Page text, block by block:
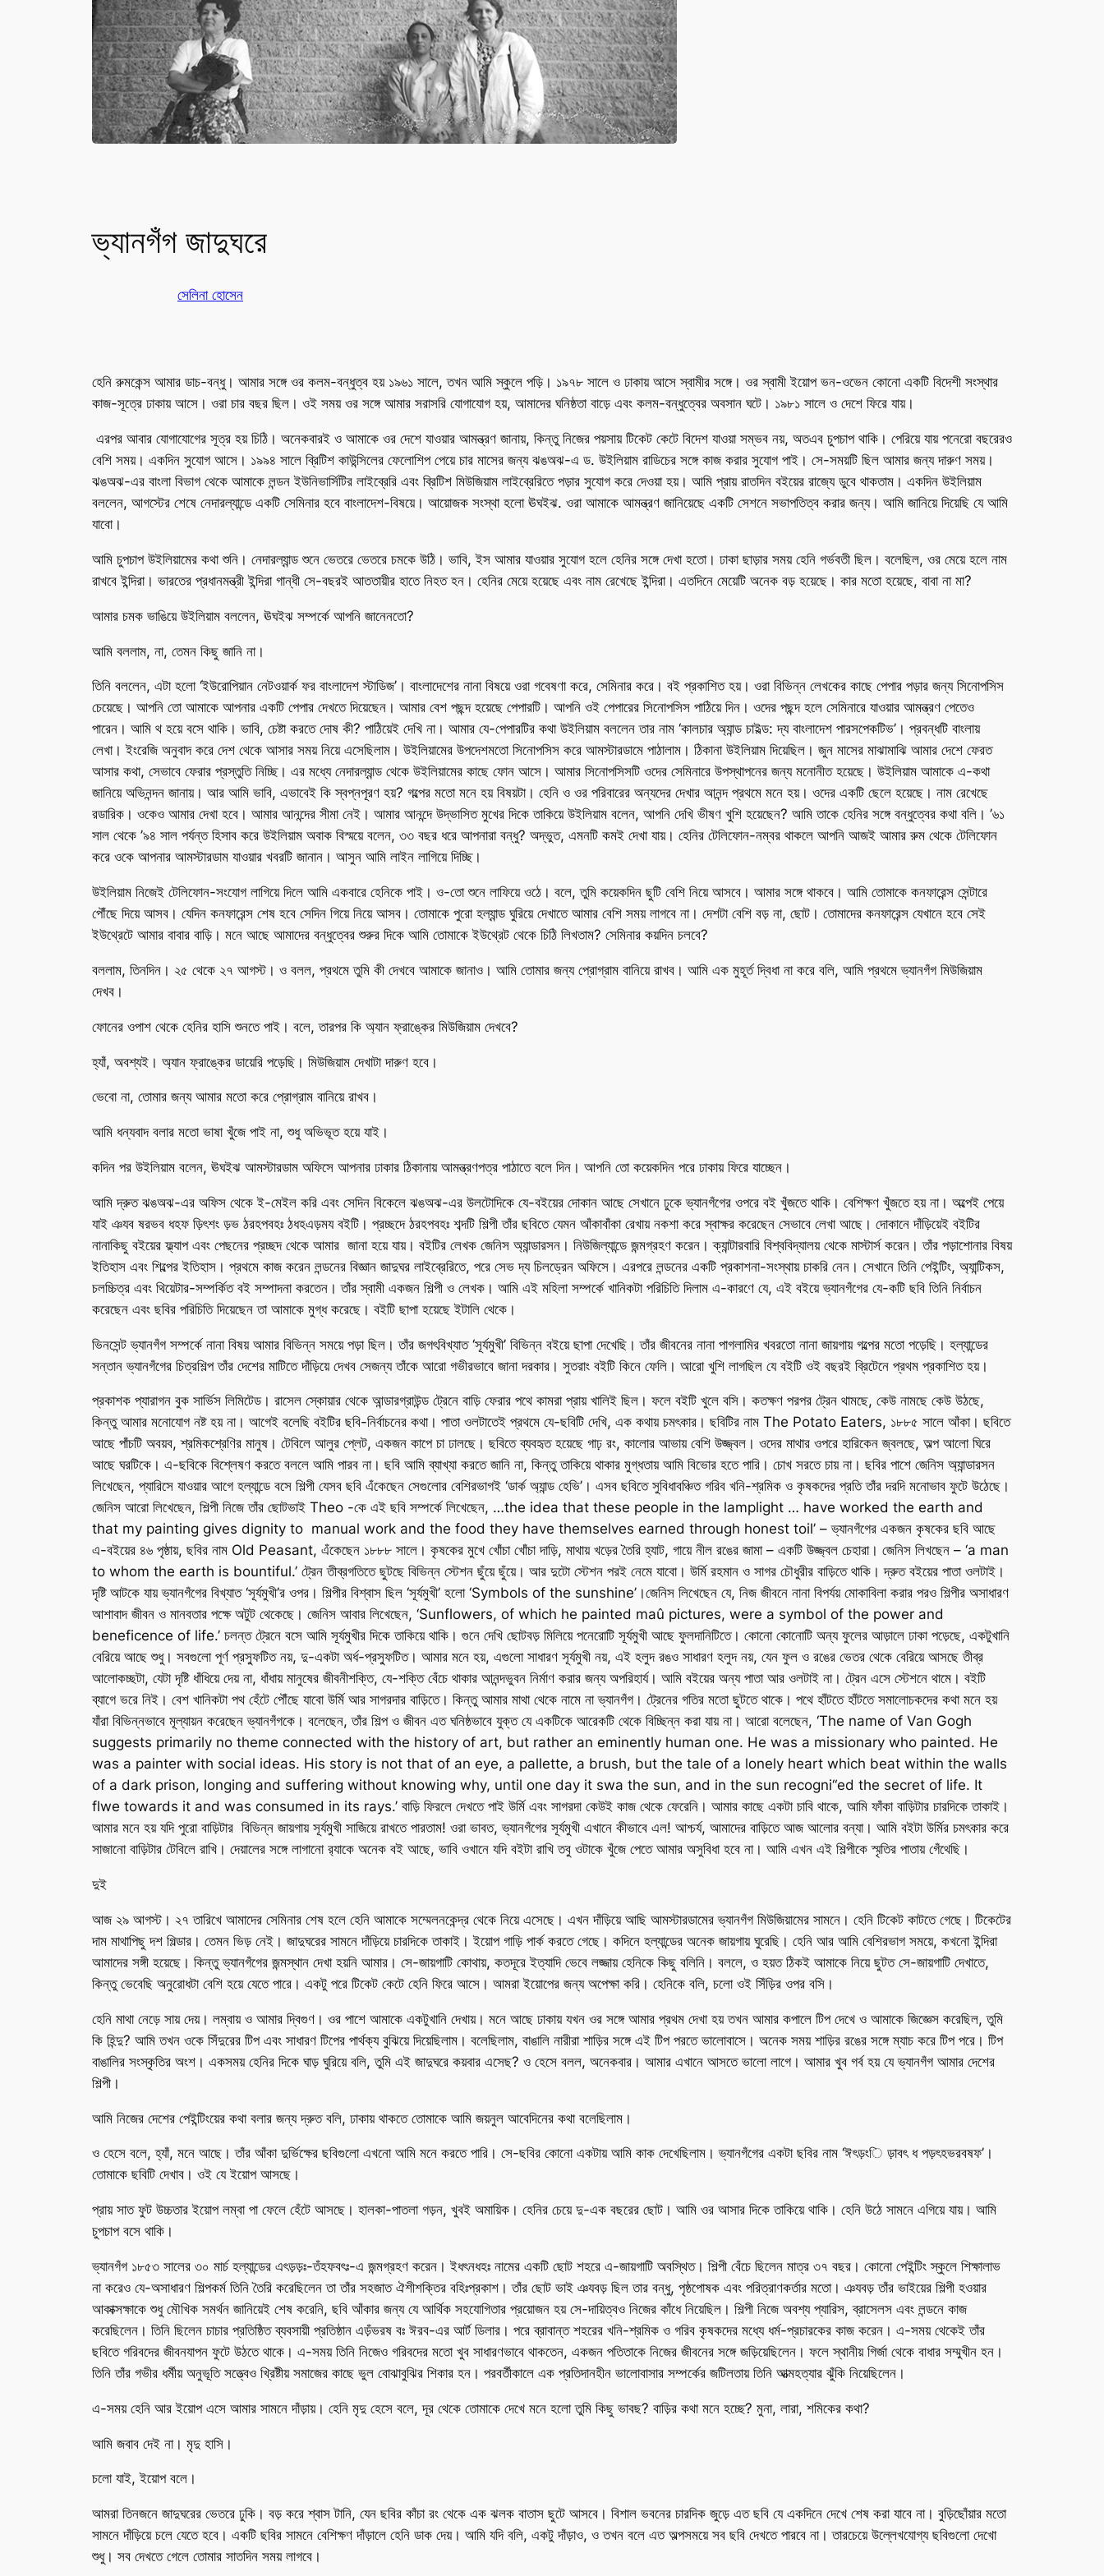
ভ্যানগঁগ জাদুঘরে
সেলিনা হোসেন
হেনি রুমকেন্স আমার ডাচ-বন্ধু। আমার সঙ্গে ওর কলম-বন্ধুত্ব হয় ১৯৬১ সালে, তখন আমি স্কুলে পড়ি। ১৯৭৮ সালে ও ঢাকায় আসে স্বামীর সঙ্গে। ওর স্বামী ইয়োপ ভন-ওভেন কোনো একটি বিদেশী সংস্থার
কাজ-সূত্রে ঢাকায় আসে। ওরা চার বছর ছিল। ওই সময় ওর সঙ্গে আমার সরাসরি যোগাযোগ হয়, আমাদের ঘনিষ্ঠতা বাড়ে এবং কলম-বন্ধুত্বের অবসান ঘটে। ১৯৮১ সালে ও দেশে ফিরে যায়।
এরপর আবার যোগাযোগের সূত্র হয় চিঠি। অনেকবারই ও আমাকে ওর দেশে যাওয়ার আমন্ত্রণ জানায়, কিন্তু নিজের পয়সায় টিকেট কেটে বিদেশ যাওয়া সম্ভব নয়, অতএব চুপচাপ থাকি। পেরিয়ে যায় পনেরো বছরেরও
বেশি সময়। একদিন সুযোগ আসে। ১৯৯৪ সালে ব্রিটিশ কাউন্সিলের ফেলোশিপ পেয়ে চার মাসের জন্য ঝঙঅঝ-এ ড. উইলিয়াম রাডিচের সঙ্গে কাজ করার সুযোগ পাই। সে-সময়টি ছিল আমার জন্য দারুণ সময়।
ঝঙঅঝ-এর বাংলা বিভাগ থেকে আমাকে লন্ডন ইউনিভার্সিটির লাইব্রেরি এবং ব্রিটিশ মিউজিয়াম লাইব্রেরিতে পড়ার সুযোগ করে দেওয়া হয়। আমি প্রায় রাতদিন বইয়ের রাজ্যে ডুবে থাকতাম। একদিন উইলিয়াম
বললেন, আগস্টের শেষে নেদারল্যান্ডে একটি সেমিনার হবে বাংলাদেশ-বিষয়ে। আয়োজক সংস্থা হলো ঊঘইঝ. ওরা আমাকে আমন্ত্রণ জানিয়েছে একটি সেশনে সভাপতিত্ব করার জন্য। আমি জানিয়ে দিয়েছি যে আমি
যাবো।
আমি চুপচাপ উইলিয়ামের কথা শুনি। নেদারল্যান্ড শুনে ভেতরে ভেতরে চমকে উঠি। ভাবি, ইস আমার যাওয়ার সুযোগ হলে হেনির সঙ্গে দেখা হতো। ঢাকা ছাড়ার সময় হেনি গর্ভবতী ছিল। বলেছিল, ওর মেয়ে হলে নাম
রাখবে ইন্দিরা। ভারতের প্রধানমন্ত্রী ইন্দিরা গান্ধী সে-বছরই আততায়ীর হাতে নিহত হন। হেনির মেয়ে হয়েছে এবং নাম রেখেছে ইন্দিরা। এতদিনে মেয়েটি অনেক বড় হয়েছে। কার মতো হয়েছে, বাবা না মা?
আমার চমক ভাঙিয়ে উইলিয়াম বললেন, ঊঘইঝ সম্পর্কে আপনি জানেনতো?
আমি বললাম, না, তেমন কিছু জানি না।
তিনি বললেন, এটা হলো ‘ইউরোপিয়ান নেটওয়ার্ক ফর বাংলাদেশ স্টাডিজ’। বাংলাদেশের নানা বিষয়ে ওরা গবেষণা করে, সেমিনার করে। বই প্রকাশিত হয়। ওরা বিভিন্ন লেখকের কাছে পেপার পড়ার জন্য সিনোপসিস
চেয়েছে। আপনি তো আমাকে আপনার একটি পেপার দেখতে দিয়েছেন। আমার বেশ পছন্দ হয়েছে পেপারটি। আপনি ওই পেপারের সিনোপসিস পাঠিয়ে দিন। ওদের পছন্দ হলে সেমিনারে যাওয়ার আমন্ত্রণ পেতেও
পারেন। আমি থ হয়ে বসে থাকি। ভাবি, চেষ্টা করতে দোষ কী? পাঠিয়েই দেখি না। আমার যে-পেপারটির কথা উইলিয়াম বললেন তার নাম ‘কালচার অ্যান্ড চাইল্ড: দ্য বাংলাদেশ পারসপেকটিভ’। প্রবন্ধটি বাংলায়
লেখা। ইংরেজি অনুবাদ করে দেশ থেকে আসার সময় নিয়ে এসেছিলাম। উইলিয়ামের উপদেশমতো সিনোপসিস করে আমস্টারডামে পাঠালাম। ঠিকানা উইলিয়াম দিয়েছিল। জুন মাসের মাঝামাঝি আমার দেশে ফেরত
আসার কথা, সেভাবে ফেরার প্রস্তুতি নিচ্ছি। এর মধ্যে নেদারল্যান্ড থেকে উইলিয়ামের কাছে ফোন আসে। আমার সিনোপসিসটি ওদের সেমিনারে উপস্থাপনের জন্য মনোনীত হয়েছে। উইলিয়াম আমাকে এ-কথা
জানিয়ে অভিনন্দন জানায়। আর আমি ভাবি, এভাবেই কি স্বপ্নপূরণ হয়? গল্পের মতো মনে হয় বিষয়টা। হেনি ও ওর পরিবারের অন্যদের দেখার আনন্দ প্রথমে মনে হয়। ওদের একটি ছেলে হয়েছে। নাম রেখেছে
রডারিক। ওকেও আমার দেখা হবে। আমার আনন্দের সীমা নেই। আমার আনন্দে উদ্ভাসিত মুখের দিকে তাকিয়ে উইলিয়াম বলেন, আপনি দেখি ভীষণ খুশি হয়েছেন? আমি তাকে হেনির সঙ্গে বন্ধুত্বের কথা বলি। ’৬১
সাল থেকে ’৯৪ সাল পর্যন্ত হিসাব করে উইলিয়াম অবাক বিস্ময়ে বলেন, ৩৩ বছর ধরে আপনারা বন্ধু? অদ্ভুত, এমনটি কমই দেখা যায়। হেনির টেলিফোন-নম্বর থাকলে আপনি আজই আমার রুম থেকে টেলিফোন
করে ওকে আপনার আমস্টারডাম যাওয়ার খবরটি জানান। আসুন আমি লাইন লাগিয়ে দিচ্ছি।
উইলিয়াম নিজেই টেলিফোন-সংযোগ লাগিয়ে দিলে আমি একবারে হেনিকে পাই। ও-তো শুনে লাফিয়ে ওঠে। বলে, তুমি কয়েকদিন ছুটি বেশি নিয়ে আসবে। আমার সঙ্গে থাকবে। আমি তোমাকে কনফারেন্স সেন্টারে
পৌঁছে দিয়ে আসব। যেদিন কনফারেন্স শেষ হবে সেদিন গিয়ে নিয়ে আসব। তোমাকে পুরো হল্যান্ড ঘুরিয়ে দেখাতে আমার বেশি সময় লাগবে না। দেশটা বেশি বড় না, ছোট। তোমাদের কনফারেন্স যেখানে হবে সেই
ইউথ্রেটে আমার বাবার বাড়ি। মনে আছে আমাদের বন্ধুত্বের শুরুর দিকে আমি তোমাকে ইউথ্রেট থেকে চিঠি লিখতাম? সেমিনার কয়দিন চলবে?
বললাম, তিনদিন। ২৫ থেকে ২৭ আগস্ট। ও বলল, প্রথমে তুমি কী দেখবে আমাকে জানাও। আমি তোমার জন্য প্রোগ্রাম বানিয়ে রাখব। আমি এক মুহূর্ত দ্বিধা না করে বলি, আমি প্রথমে ভ্যানগঁগ মিউজিয়াম
দেখব।
ফোনের ওপাশ থেকে হেনির হাসি শুনতে পাই। বলে, তারপর কি অ্যান ফ্রাঙ্কের মিউজিয়াম দেখবে?
হ্যাঁ, অবশ্যই। অ্যান ফ্রাঙ্কের ডায়েরি পড়েছি। মিউজিয়াম দেখাটা দারুণ হবে।
ভেবো না, তোমার জন্য আমার মতো করে প্রোগ্রাম বানিয়ে রাখব।
আমি ধন্যবাদ বলার মতো ভাষা খুঁজে পাই না, শুধু অভিভূত হয়ে যাই।
কদিন পর উইলিয়াম বলেন, ঊঘইঝ আমস্টারডাম অফিসে আপনার ঢাকার ঠিকানায় আমন্ত্রণপত্র পাঠাতে বলে দিন। আপনি তো কয়েকদিন পরে ঢাকায় ফিরে যাচ্ছেন।
আমি দ্রুত ঝঙঅঝ-এর অফিস থেকে ই-মেইল করি এবং সেদিন বিকেলে ঝঙঅঝ-এর উলটোদিকে যে-বইয়ের দোকান আছে সেখানে ঢুকে ভ্যানগঁগের ওপরে বই খুঁজতে থাকি। বেশিক্ষণ খুঁজতে হয় না। অল্পেই পেয়ে
যাই ঞযব ষরভব ধহফ ড়িৎশং ড়ভ ঠরহপবহঃ ঠধহএড়ময বইটি। প্রচ্ছদে ঠরহপবহঃ শব্দটি শিল্পী তাঁর ছবিতে যেমন আঁকাবাঁকা রেখায় নকশা করে স্বাক্ষর করেছেন সেভাবে লেখা আছে। দোকানে দাঁড়িয়েই বইটির
নানাকিছু বইয়ের ফ্ল্যাপ এবং পেছনের প্রচ্ছদ থেকে আমার জানা হয়ে যায়। বইটির লেখক জেনিস অ্যান্ডারসন। নিউজিল্যান্ডে জন্মগ্রহণ করেন। ক্যান্টারবারি বিশ্ববিদ্যালয় থেকে মাস্টার্স করেন। তাঁর পড়াশোনার বিষয়
ইতিহাস এবং শিল্পের ইতিহাস। প্রথমে কাজ করেন লন্ডনের বিজ্ঞান জাদুঘর লাইব্রেরিতে, পরে সেভ দ্য চিলড্রেন অফিসে। এরপরে লন্ডনের একটি প্রকাশনা-সংস্থায় চাকরি নেন। সেখানে তিনি পেইন্টিং, অ্যান্টিকস,
চলচ্চিত্র এবং থিয়েটার-সম্পর্কিত বই সম্পাদনা করতেন। তাঁর স্বামী একজন শিল্পী ও লেখক। আমি এই মহিলা সম্পর্কে খানিকটা পরিচিতি দিলাম এ-কারণে যে, এই বইয়ে ভ্যানগঁগের যে-কটি ছবি তিনি নির্বাচন
করেছেন এবং ছবির পরিচিতি দিয়েছেন তা আমাকে মুগ্ধ করেছে। বইটি ছাপা হয়েছে ইটালি থেকে।
ভিনসেন্ট ভ্যানগঁগ সম্পর্কে নানা বিষয় আমার বিভিন্ন সময়ে পড়া ছিল। তাঁর জগৎবিখ্যাত ‘সূর্যমুখী’ বিভিন্ন বইয়ে ছাপা দেখেছি। তাঁর জীবনের নানা পাগলামির খবরতো নানা জায়গায় গল্পের মতো পড়েছি। হল্যান্ডের
সন্তান ভ্যানগঁগের চিত্রশিল্প তাঁর দেশের মাটিতে দাঁড়িয়ে দেখব সেজন্য তাঁকে আরো গভীরভাবে জানা দরকার। সুতরাং বইটি কিনে ফেলি। আরো খুশি লাগছিল যে বইটি ওই বছরই ব্রিটেনে প্রথম প্রকাশিত হয়।
প্রকাশক প্যারাগন বুক সার্ভিস লিমিটেড। রাসেল স্কোয়ার থেকে আন্ডারগ্রাউন্ড ট্রেনে বাড়ি ফেরার পথে কামরা প্রায় খালিই ছিল। ফলে বইটি খুলে বসি। কতক্ষণ পরপর ট্রেন থামছে, কেউ নামছে কেউ উঠছে,
কিন্তু আমার মনোযোগ নষ্ট হয় না। আগেই বলেছি বইটির ছবি-নির্বাচনের কথা। পাতা ওলটাতেই প্রথমে যে-ছবিটি দেখি, এক কথায় চমৎকার। ছবিটির নাম The Potato Eaters, ১৮৮৫ সালে আঁকা। ছবিতে
আছে পাঁচটি অবয়ব, শ্রমিকশ্রেণির মানুষ। টেবিলে আলুর প্লেট, একজন কাপে চা ঢালছে। ছবিতে ব্যবহৃত হয়েছে গাঢ় রং, কালোর আভায় বেশি উজ্জ্বল। ওদের মাথার ওপরে হারিকেন জ্বলছে, অল্প আলো ঘিরে
আছে ঘরটিকে। এ-ছবিকে বিশ্লেষণ করতে বললে আমি পারব না। ছবি আমি ব্যাখ্যা করতে জানি না, কিন্তু তাকিয়ে থাকার মুগ্ধতায় আমি বিভোর হতে পারি। চোখ সরতে চায় না। ছবির পাশে জেনিস অ্যান্ডারসন
লিখেছেন, প্যারিসে যাওয়ার আগে হল্যান্ডে বসে শিল্পী যেসব ছবি এঁকেছেন সেগুলোর বেশিরভাগই ‘ডার্ক অ্যান্ড হেভি’। এসব ছবিতে সুবিধাবঞ্চিত গরিব খনি-শ্রমিক ও কৃষকদের প্রতি তাঁর দরদি মনোভাব ফুটে উঠেছে।
জেনিস আরো লিখেছেন, শিল্পী নিজে তাঁর ছোটভাই Theo -কে এই ছবি সম্পর্কে লিখেছেন, …the idea that these people in the lamplight … have worked the earth and
that my painting gives dignity to manual work and the food they have themselves earned through honest toil’ – ভ্যানগঁগের একজন কৃষকের ছবি আছে
এ-বইয়ের ৪৬ পৃষ্ঠায়, ছবির নাম Old Peasant, এঁকেছেন ১৮৮৮ সালে। কৃষকের মুখে খোঁচা খোঁচা দাড়ি, মাথায় খড়ের তৈরি হ্যাট, গায়ে নীল রঙের জামা – একটি উজ্জ্বল চেহারা। জেনিস লিখছেন – ‘a man
to whom the earth is bountiful.’ ট্রেন তীব্রগতিতে ছুটছে বিভিন্ন স্টেশন ছুঁয়ে ছুঁয়ে। আর দুটো স্টেশন পরই নেমে যাবো। উর্মি রহমান ও সাগর চৌধুরীর বাড়িতে থাকি। দ্রুত বইয়ের পাতা ওলটাই।
দৃষ্টি আটকে যায় ভ্যানগঁগের বিখ্যাত ‘সূর্যমুখী’র ওপর। শিল্পীর বিশ্বাস ছিল ‘সূর্যমুখী’ হলো ‘Symbols of the sunshine’।জেনিস লিখেছেন যে, নিজ জীবনে নানা বিপর্যয় মোকাবিলা করার পরও শিল্পীর অসাধারণ
আশাবাদ জীবন ও মানবতার পক্ষে অটুট থেকেছে। জেনিস আবার লিখেছেন, ‘Sunflowers, of which he painted maû pictures, were a symbol of the power and
beneficence of life.’ চলন্ত ট্রেনে বসে আমি সূর্যমুখীর দিকে তাকিয়ে থাকি। গুনে দেখি ছোটবড় মিলিয়ে পনেরোটি সূর্যমুখী আছে ফুলদানিটিতে। কোনো কোনোটি অন্য ফুলের আড়ালে ঢাকা পড়েছে, একটুখানি
বেরিয়ে আছে শুধু। সবগুলো পূর্ণ প্রস্ফুটিত নয়, দু-একটা অর্ধ-প্রস্ফুটিত। আমার মনে হয়, এগুলো সাধারণ সূর্যমুখী নয়, এই হলুদ রঙও সাধারণ হলুদ নয়, যেন ফুল ও রঙের ভেতর থেকে বেরিয়ে আসছে তীব্র
আলোকচ্ছটা, যেটা দৃষ্টি ধাঁধিয়ে দেয় না, ধাঁধায় মানুষের জীবনীশক্তি, যে-শক্তি বেঁচে থাকার আনন্দভুবন নির্মাণ করার জন্য অপরিহার্য। আমি বইয়ের অন্য পাতা আর ওলটাই না। ট্রেন এসে স্টেশনে থামে। বইটি
ব্যাগে ভরে নিই। বেশ খানিকটা পথ হেঁটে পৌঁছে যাবো উর্মি আর সাগরদার বাড়িতে। কিন্তু আমার মাথা থেকে নামে না ভ্যানগঁগ। ট্রেনের গতির মতো ছুটতে থাকে। পথে হাঁটতে হাঁটতে সমালোচকদের কথা মনে হয়
যাঁরা বিভিন্নভাবে মূল্যায়ন করেছেন ভ্যানগঁগকে। বলেছেন, তাঁর শিল্প ও জীবন এত ঘনিষ্ঠভাবে যুক্ত যে একটিকে আরেকটি থেকে বিচ্ছিন্ন করা যায় না। আরো বলেছেন, ‘The name of Van Gogh
suggests primarily no theme connected with the history of art, but rather an eminently human one. He was a missionary who painted. He
was a painter with social ideas. His story is not that of an eye, a pallette, a brush, but the tale of a lonely heart which beat within the walls
of a dark prison, longing and suffering without knowing why, until one day it swa the sun, and in the sun recogni“ed the secret of life. It
flwe towards it and was consumed in its rays.’ বাড়ি ফিরলে দেখতে পাই উর্মি এবং সাগরদা কেউই কাজ থেকে ফেরেনি। আমার কাছে একটা চাবি থাকে, আমি ফাঁকা বাড়িটার চারদিকে তাকাই।
আমার মনে হয় যদি পুরো বাড়িটার বিভিন্ন জায়গায় সূর্যমুখী সাজিয়ে রাখতে পারতাম! ওরা ভাবত, ভ্যানগঁগের সূর্যমুখী এখানে কীভাবে এল! আশ্চর্য, আমাদের বাড়িতে আজ আলোর বন্যা। আমি বইটা উর্মির চমৎকার করে
সাজানো বাড়িটার টেবিলে রাখি। দেয়ালের সঙ্গে লাগানো র‌্যাকে অনেক বই আছে, ভাবি ওখানে যদি বইটা রাখি তবু ওটাকে খুঁজে পেতে আমার অসুবিধা হবে না। আমি এখন এই শিল্পীকে স্মৃতির পাতায় গেঁথেছি।
দুই
আজ ২৯ আগস্ট। ২৭ তারিখে আমাদের সেমিনার শেষ হলে হেনি আমাকে সম্মেলনকেন্দ্র থেকে নিয়ে এসেছে। এখন দাঁড়িয়ে আছি আমস্টারডামের ভ্যানগঁগ মিউজিয়ামের সামনে। হেনি টিকেট কাটতে গেছে। টিকেটের
দাম মাথাপিছু দশ গিল্ডার। তেমন ভিড় নেই। জাদুঘরের সামনে দাঁড়িয়ে চারদিকে তাকাই। ইয়োপ গাড়ি পার্ক করতে গেছে। কদিনে হল্যান্ডের অনেক জায়গায় ঘুরেছি। হেনি আর আমি বেশিরভাগ সময়ে, কখনো ইন্দিরা
আমাদের সঙ্গী হয়েছে। কিন্তু ভ্যানগঁগের জন্মস্থান দেখা হয়নি আমার। সে-জায়গাটি কোথায়, কতদূরে ইত্যাদি ভেবে লজ্জায় হেনিকে কিছু বলিনি। বললে, ও হয়ত ঠিকই আমাকে নিয়ে ছুটত সে-জায়গাটি দেখাতে,
কিন্তু ভেবেছি অনুরোধটা বেশি হয়ে যেতে পারে। একটু পরে টিকেট কেটে হেনি ফিরে আসে। আমরা ইয়োপের জন্য অপেক্ষা করি। হেনিকে বলি, চলো ওই সিঁড়ির ওপর বসি।
হেনি মাথা নেড়ে সায় দেয়। লম্বায় ও আমার দ্বিগুণ। ওর পাশে আমাকে একটুখানি দেখায়। মনে আছে ঢাকায় যখন ওর সঙ্গে আমার প্রথম দেখা হয় তখন আমার কপালে টিপ দেখে ও আমাকে জিজ্ঞেস করেছিল, তুমি
কি হিন্দু? আমি তখন ওকে সিঁদুরের টিপ এবং সাধারণ টিপের পার্থক্য বুঝিয়ে দিয়েছিলাম। বলেছিলাম, বাঙালি নারীরা শাড়ির সঙ্গে এই টিপ পরতে ভালোবাসে। অনেক সময় শাড়ির রঙের সঙ্গে ম্যাচ করে টিপ পরে। টিপ
বাঙালির সংস্কৃতির অংশ। একসময় হেনির দিকে ঘাড় ঘুরিয়ে বলি, তুমি এই জাদুঘরে কয়বার এসেছ? ও হেসে বলল, অনেকবার। আমার এখানে আসতে ভালো লাগে। আমার খুব গর্ব হয় যে ভ্যানগঁগ আমার দেশের
শিল্পী।
আমি নিজের দেশের পেইন্টিংয়ের কথা বলার জন্য দ্রুত বলি, ঢাকায় থাকতে তোমাকে আমি জয়নুল আবেদিনের কথা বলেছিলাম।
ও হেসে বলে, হ্যাঁ, মনে আছে। তাঁর আঁকা দুর্ভিক্ষের ছবিগুলো এখনো আমি মনে করতে পারি। সে-ছবির কোনো একটায় আমি কাক দেখেছিলাম। ভ্যানগঁগের একটা ছবির নাম ‘ঈৎড়ংি ড়াবৎ ধ পড়ৎহভরবষফ’।
তোমাকে ছবিটি দেখাব। ওই যে ইয়োপ আসছে।
প্রায় সাত ফুট উচ্চতার ইয়োপ লম্বা পা ফেলে হেঁটে আসছে। হালকা-পাতলা গড়ন, খুবই অমায়িক। হেনির চেয়ে দু-এক বছরের ছোট। আমি ওর আসার দিকে তাকিয়ে থাকি। হেনি উঠে সামনে এগিয়ে যায়। আমি
চুপচাপ বসে থাকি।
ভ্যানগঁগ ১৮৫৩ সালের ৩০ মার্চ হল্যান্ডের এৎড়ড়ঃ-তঁহফবৎঃ-এ জন্মগ্রহণ করেন। ইধৎনধহঃ নামের একটি ছোট শহরে এ-জায়গাটি অবস্থিত। শিল্পী বেঁচে ছিলেন মাত্র ৩৭ বছর। কোনো পেইন্টিং স্কুলে শিক্ষালাভ
না করেও যে-অসাধারণ শিল্পকর্ম তিনি তৈরি করেছিলেন তা তাঁর সহজাত ঐশীশক্তির বহিঃপ্রকাশ। তাঁর ছোট ভাই ঞযবড় ছিল তার বন্ধু, পৃষ্ঠপোষক এবং পরিত্রাণকর্তার মতো। ঞযবড় তাঁর ভাইয়ের শিল্পী হওয়ার
আকাক্সক্ষাকে শুধু মৌখিক সমর্থন জানিয়েই শেষ করেনি, ছবি আঁকার জন্য যে আর্থিক সহযোগিতার প্রয়োজন হয় সে-দায়িত্বও নিজের কাঁধে নিয়েছিল। শিল্পী নিজে অবশ্য প্যারিস, ব্রাসেলস এবং লন্ডনে কাজ
করেছিলেন। তিনি ছিলেন চাচার প্রতিষ্ঠিত ব্যবসায়ী প্রতিষ্ঠান এড়ঁভরষ বঃ ঈরব-এর আর্ট ডিলার। পরে ব্রাবান্ত শহরের খনি-শ্রমিক ও গরিব কৃষকদের মধ্যে ধর্ম-প্রচারকের কাজ করেন। এ-সময় থেকেই তাঁর
ছবিতে গরিবদের জীবনযাপন ফুটে উঠতে থাকে। এ-সময় তিনি নিজেও গরিবদের মতো খুব সাধারণভাবে থাকতেন, একজন পতিতাকে নিজের জীবনের সঙ্গে জড়িয়েছিলেন। ফলে স্থানীয় গির্জা থেকে বাধার সম্মুখীন হন।
তিনি তাঁর গভীর ধর্মীয় অনুভূতি সত্ত্বেও খ্রিষ্টীয় সমাজের কাছে ভুল বোঝাবুঝির শিকার হন। পরবর্তীকালে এক প্রতিদানহীন ভালোবাসার সম্পর্কের জটিলতায় তিনি আত্মহত্যার ঝুঁকি নিয়েছিলেন।
এ-সময় হেনি আর ইয়োপ এসে আমার সামনে দাঁড়ায়। হেনি মৃদু হেসে বলে, দূর থেকে তোমাকে দেখে মনে হলো তুমি কিছু ভাবছ? বাড়ির কথা মনে হচ্ছে? মুনা, লারা, শমিকের কথা?
আমি জবাব দেই না। মৃদু হাসি।
চলো যাই, ইয়োপ বলে।
আমরা তিনজনে জাদুঘরের ভেতরে ঢুকি। বড় করে শ্বাস টানি, যেন ছবির কাঁচা রং থেকে এক ঝলক বাতাস ছুটে আসবে। বিশাল ভবনের চারদিক জুড়ে এত ছবি যে একদিনে দেখে শেষ করা যাবে না। বুড়িছোঁয়ার মতো
সামনে দাঁড়িয়ে চলে যেতে হবে। একটি ছবির সামনে বেশিক্ষণ দাঁড়ালে হেনি ডাক দেয়। আমি যদি বলি, একটু দাঁড়াও, ও তখন বলে এত অল্পসময়ে সব ছবি দেখতে পারবে না। তারচেয়ে উল্লেখযোগ্য ছবিগুলো দেখো
শুধু। সব দেখতে গেলে তোমার সাতদিন সময় লাগবে।